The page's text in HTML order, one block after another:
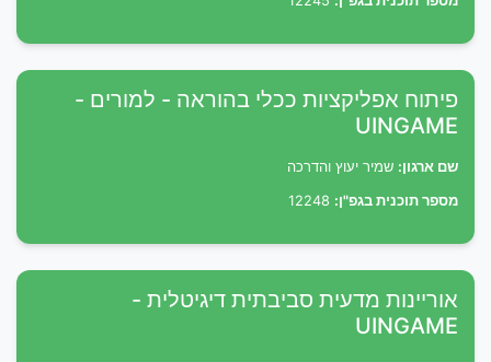
פיתוח אפליקציות ככלי בהוראה - למורים -
UINGAME
שם ארגון: שמיר יעוץ והדרכה
מספר תוכנית בגפ"ן:
אוריינות מדעית סביבתית דיגיטלית -
UINGAME